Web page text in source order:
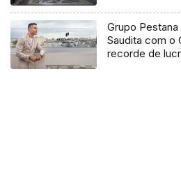
Grupo
Saudita com o
recorde de